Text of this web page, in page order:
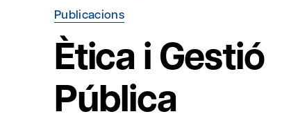
Publicacions
Ètica i Gestió
Pública